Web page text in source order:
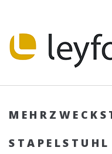
STAPELSTUHL